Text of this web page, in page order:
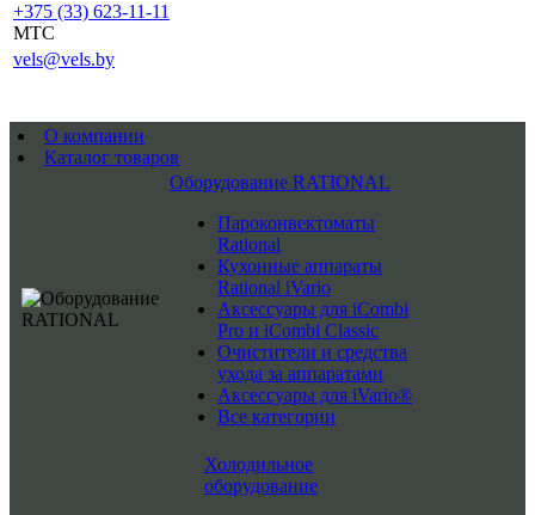
+375 (33) 623-11-11
MTC
vels@vels.by
О компании
Каталог товаров
Оборудование RATIONAL
Пароконвектоматы
Rational
Кухонные аппараты
Rational iVario
Аксессуары для iCombi
Pro и iCombi Classic
Очистители и средства
ухода за аппаратами
Аксессуары для iVario®
Все категории
Холодильное
оборудование